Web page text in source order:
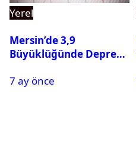
Yerel
Mersin’de 3,9
Büyüklüğünde Deprem
7 ay önce